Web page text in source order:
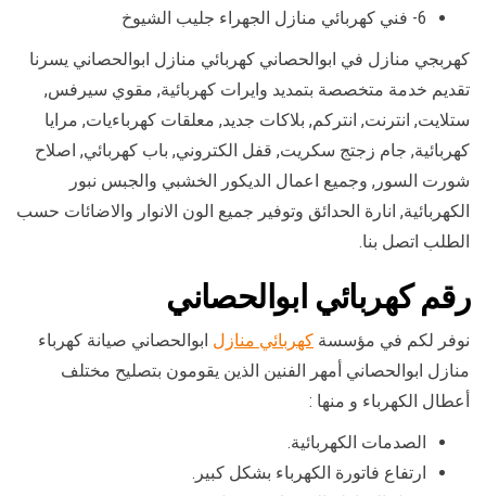
6- فني كهربائي منازل الجهراء جليب الشيوخ
كهربجي منازل في ابوالحصاني كهربائي منازل ابوالحصاني يسرنا
تقديم خدمة متخصصة بتمديد وايرات كهربائية, مقوي سيرفس,
ستلايت, انترنت, انتركم, بلاكات جديد, معلقات كهرباءيات, مرايا
كهربائية, جام زجتج سكريت, قفل الكتروني, باب كهربائي, اصلاح
شورت السور, وجميع اعمال الديكور الخشبي والجبس نبور
الكهربائية, انارة الحدائق وتوفير جميع الون الانوار والاضائات حسب
الطلب اتصل بنا.
رقم كهربائي ابوالحصاني
نوفر لكم في مؤسسة كهربائي منازل ابوالحصاني صيانة كهرباء
منازل ابوالحصاني أمهر الفنين الذين يقومون بتصليح مختلف
أعطال الكهرباء و منها :
الصدمات الكهربائية.
ارتفاع فاتورة الكهرباء بشكل كبير.